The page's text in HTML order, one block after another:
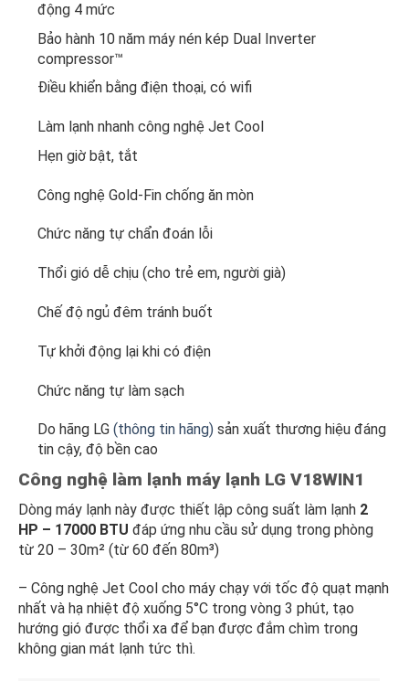
động 4 mức
Bảo hành 10 năm máy nén kép Dual Inverter
compressor™
Điều khiển bằng điện thoại, có wifi
Làm lạnh nhanh công nghệ Jet Cool
Hẹn giờ bật, tắt
Công nghệ Gold-Fin chống ăn mòn
Chức năng tự chẩn đoán lỗi
Thổi gió dễ chịu (cho trẻ em, người già)
Chế độ ngủ đêm tránh buốt
Tự khởi động lại khi có điện
Chức năng tự làm sạch
Do hãng LG (thông tin hãng)sản xuất thương hiệu đáng
tin cậy, độ bền cao
Công nghệ làm lạnh máy lạnh LG V18WIN1
Dòng máy lạnh này được thiết lập công suất làm lạnh 2
HP – 17000 BTU đáp ứng nhu cầu sử dụng trong phòng
từ 20 – 30m² (từ 60 đến 80m³)
– Công nghệ Jet Cool cho máy chạy với tốc độ quạt mạnh
nhất và hạ nhiệt độ xuống 5°C trong vòng 3 phút, tạo
hướng gió được thổi xa để bạn được đắm chìm trong
không gian mát lạnh tức thì.